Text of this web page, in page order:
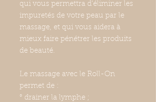
qui vous permettra d'éliminer les
impuretés de votre peau par le
massage, et qui vous aidera à
mieux faire pénétrer les produits
de beauté.
Le massage avec le Roll-On
permet de :
° drainer la lymphe ;